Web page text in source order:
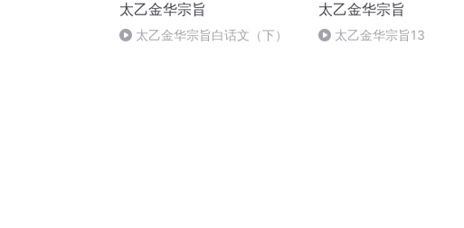
太乙金华宗旨
太乙金华宗旨白话文（下）
太乙金华宗旨
太乙金华宗旨13